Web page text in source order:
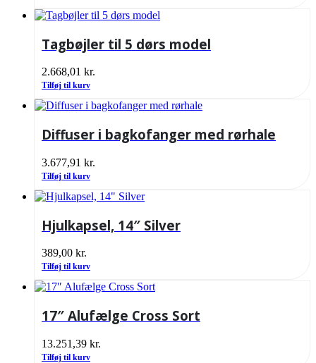
Tagbøjler til 5 dørs model
2.668,01 kr.
Tilføj til kurv
Diffuser i bagkofanger med rørhale
3.677,91 kr.
Tilføj til kurv
Hjulkapsel, 14″ Silver
389,00 kr.
Tilføj til kurv
17″ Alufælge Cross Sort
13.251,39 kr.
Tilføj til kurv